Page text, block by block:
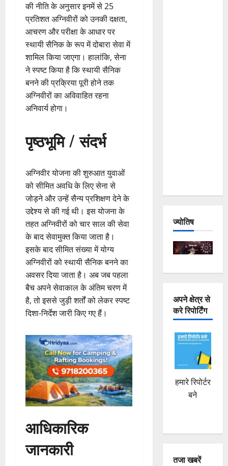
की नीति के अनुसार इनमें से 25
प्रतिशत अग्निवीरों को उनकी दक्षता,
आचरण और परीक्षा के आधार पर
स्थायी सैनिक के रूप में दोबारा सेवा में
शामिल किया जाएगा। हालांकि, सेना
ने स्पष्ट किया है कि स्थायी सैनिक
बनने की प्रक्रिया पूरी होने तक
अग्निवीरों का अविवाहित रहना
अनिवार्य होगा।
पृष्ठभूमि / संदर्भ
अग्निवीर योजना की शुरुआत युवाओं
को सीमित अवधि के लिए सेना से
जोड़ने और उन्हें सैन्य प्रशिक्षण देने के
उद्देश्य से की गई थी। इस योजना के
तहत अग्निवीरों को चार साल की सेवा
के बाद सेवामुक्त किया जाता है।
इसके बाद सीमित संख्या में योग्य
अग्निवीरों को स्थायी सैनिक बनने का
अवसर दिया जाता है। अब जब पहला
बैच अपने सेवाकाल के अंतिम चरण में
है, तो इससे जुड़ी शर्तों को लेकर स्पष्ट
दिशा-निर्देश जारी किए गए हैं।
आधिकारिक
जानकारी
ज्योतिष
अपने क्षेत्र से
करे रिपोर्टिंग
हमारे रिपोर्टर
बने
तजा खबरें